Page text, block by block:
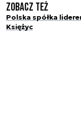
Zobacz też
Polska spółka
Księżyc